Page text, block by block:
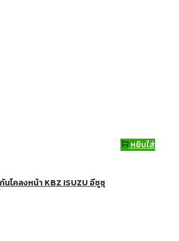
หยิบใส่
นโคลงหน้า KBZ ISUZU อีซูซุ